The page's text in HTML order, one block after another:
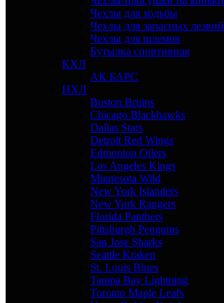
Чехлы для ходьбы
Чехлы для запасных лезвий
Чехлы для шлемов
Бутылка спортивная
КХЛ
АК БАРС
НХЛ
Boston Bruins
Chicago Blackhawks
Dallas Stars
Detroit Red Wings
Edmonton Oilers
Los Angeles Kings
Minnesota Wild
New York Islanders
New York Rangers
Florida Panthers
Pittsburgh Penguins
San Jose Sharks
Seattle Kraken
St. Louis Blues
Tampa Bay Lightning
Toronto Maple Leafs